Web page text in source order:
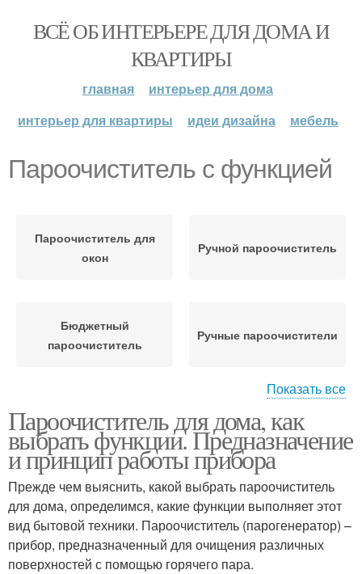
ВСЁ ОБ ИНТЕРЬЕРЕ ДЛЯ ДОМА И
КВАРТИРЫ
главная
интерьер для дома
интерьер для квартиры
идеи дизайна мебель
Пароочиститель с функцией
Пароочиститель для
окон
Ручной пароочиститель
Бюджетный
пароочиститель
Ручные пароочистители
плитки
одежды
Показать все
Пароочиститель для дома, как
выбрать функции. Предназначение
и принцип работы прибора
Прежде чем выяснить, какой выбрать пароочиститель
для дома, определимся, какие функции выполняет этот
вид бытовой техники. Пароочиститель (парогенератор) –
прибор, предназначенный для очищения различных
поверхностей с помощью горячего пара.